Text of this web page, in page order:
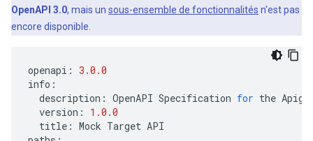
OpenAPI 3.0, mais un sous-ensemble de fonctionnalités n'est pas
encore disponible.
openapi : 3.0.0
info :
description : OpenAPI Specification for the
version :
1.0.0
title : Mock Target API